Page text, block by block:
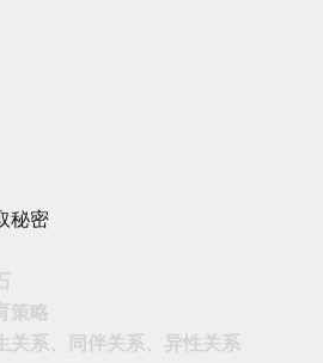
秘密
策略
关系、同伴关系、异性关系